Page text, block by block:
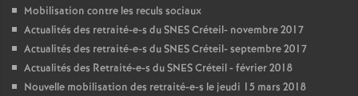
Mobilisation contre les reculs sociaux
Actualités des retraité-e-s duSNESCréteil- novembre 2017
Actualités des retraité-e-s duSNESCréteil- septembre 2017
Actualités des Retraité-e-s duSNESCréteil - février 2018
Nouvelle mobilisation des retraité-e-s le jeudi 15 mars 2018